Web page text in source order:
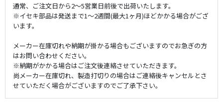
通常、ご注文日から2～5営業日前後で出荷いたします。
※イセキ部品は発送まで1～2週間(最大1ヶ月)ほどかかる場合がござ
います。
メーカー在庫切れや納期が掛かる場合もございますのでお急ぎの方
はお問い合わせください。
※納期がかかる場合はご注文後連絡させていただきます。
尚メーカー在庫切れ、製造打切りの場合はご連絡後キャンセルとさ
せていただく場合がございますのでご了承下さい。